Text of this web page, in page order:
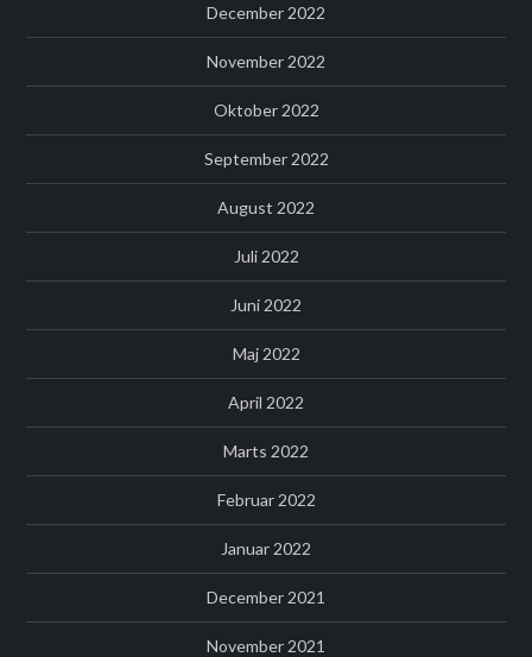
December 2022
November 2022
Oktober 2022
September 2022
August 2022
Juli 2022
Juni 2022
Maj 2022
April 2022
Marts 2022
Februar 2022
Januar 2022
December 2021
November 2021